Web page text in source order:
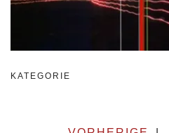
KATEGORIE